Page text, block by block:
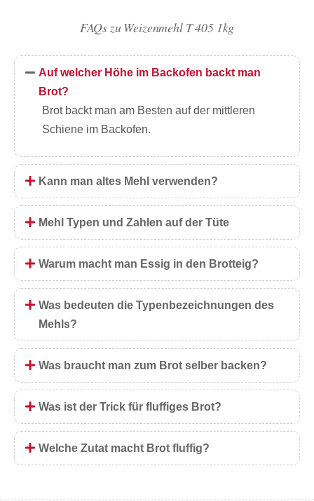
FAQs zu Weizenmehl T 405 1kg
Auf welcher Höhe im Backofen backt man
Brot?
Brot backt man am Besten auf der mittleren
Schiene im Backofen.
Kann man altes Mehl verwenden?
Mehl Typen und Zahlen auf der Tüte
Warum macht man Essig in den Brotteig?
Was bedeuten die Typenbezeichnungen des
Mehls?
Was braucht man zum Brot selber backen?
Was ist der Trick für fluffiges Brot?
Welche Zutat macht Brot fluffig?